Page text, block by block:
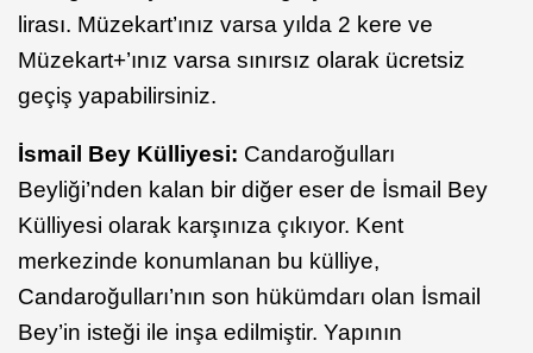
lirası. Müzekart’ınız varsa yılda 2 kere ve
Müzekart+’ınız varsa sınırsız olarak ücretsiz
geçiş yapabilirsiniz.
İsmail Bey Külliyesi: Candaroğulları
Beyliği’nden kalan bir diğer eser de İsmail Bey
Külliyesi olarak karşınıza çıkıyor. Kent
merkezinde konumlanan bu külliye,
Candaroğulları’nın son hükümdarı olan İsmail
Bey’in isteği ile inşa edilmiştir. Yapının